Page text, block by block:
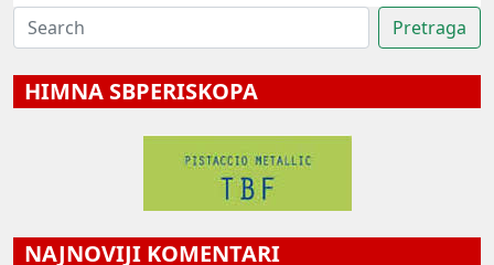
HIMNA SBPERISKOPA
NAJNOVIJI KOMENTARI